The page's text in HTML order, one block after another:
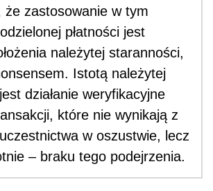
że zastosowanie w tym
płatności jest
należytej staranności,
Istotą należytej
działanie weryfikacyjne
które nie wynikają z
w oszustwie, lecz
– braku tego podejrzenia.